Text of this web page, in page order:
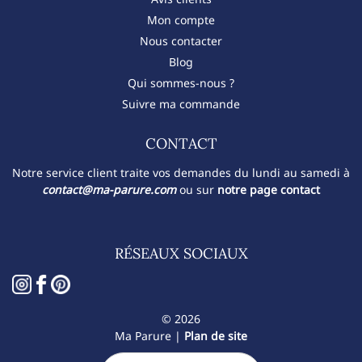
Mon compte
Nous contacter
Blog
Qui sommes-nous ?
Suivre ma commande
CONTACT​
Notre service client traite vos demandes du lundi au samedi à
contact@ma-parure.comou sur notre page contact
RÉSEAUX SOCIAUX
© 2026
Ma Parure | Plan de site